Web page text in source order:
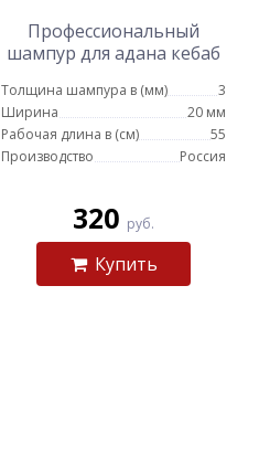
Профессиональный
шампур для адана кебаб
Толщина шампура в (мм)
3
Ширина
20 мм
Рабочая длина в (см)
55
Производство
Россия
320 руб.
Купить